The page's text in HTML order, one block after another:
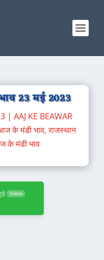
23 मई 2023
| AAJ KE BEAWAR
के मंडी भाव,राजस्थान
के मंडी भाव
Online